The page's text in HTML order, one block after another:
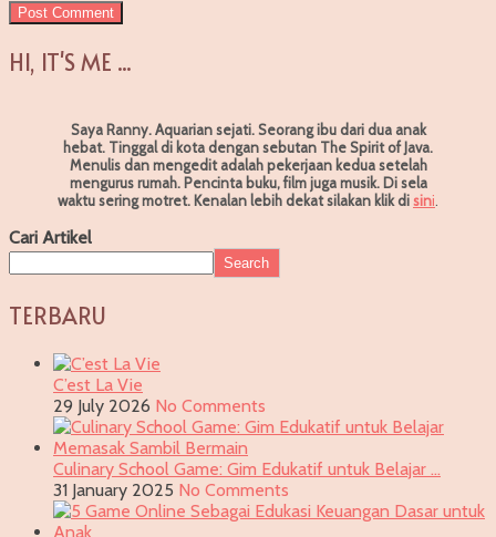
HI, IT'S ME ...
Saya Ranny. Aquarian sejati. Seorang ibu dari dua anak
hebat. Tinggal di kota dengan sebutan The Spirit of Java.
Menulis dan mengedit adalah pekerjaan kedua setelah
mengurus rumah. Pencinta buku, film juga musik. Di sela
waktu sering motret. Kenalan lebih dekat silakan klik disini.
Cari Artikel
Search
TERBARU
C’est La Vie
29 July 2026 No Comments
Culinary School Game: Gim Edukatif untuk Belajar …
31 January 2025 No Comments